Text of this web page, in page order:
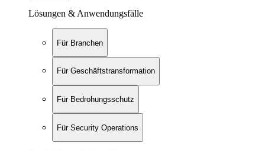
Lösungen & Anwendungsfälle
Für Branchen
Für Geschäftstransformation
Für Bedrohungsschutz
Für Security Operations